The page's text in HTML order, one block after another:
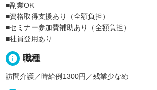
■副業OK
■資格取得支援あり（全額負担）
■セミナー参加費補助あり（全額負担）
■社員登用あり
info 職種
訪問介護／時給例1300円／残業少なめ